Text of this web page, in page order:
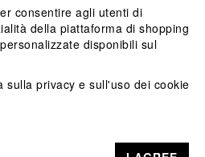
consentire agli utenti di
della piattaforma di shopping
disponibili sul
sulla privacy e sull'uso dei cookie